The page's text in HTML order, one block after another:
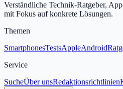
Verständliche Technik-Ratgeber,
mit Fokus auf konkrete Lösungen.
Themen
SmartphonesTestsAppleAndroid
Service
SucheÜber unsRedaktionsrichtlinien